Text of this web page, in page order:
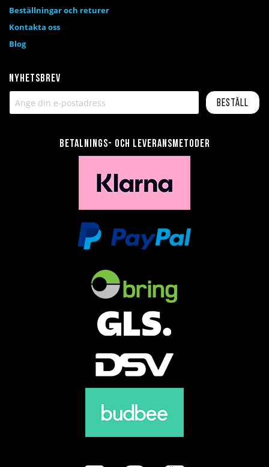
Nyhetsbrev
Beställ
Betalnings- och leveransmetoder
Beställningar och returer
Kontakta oss
Blog